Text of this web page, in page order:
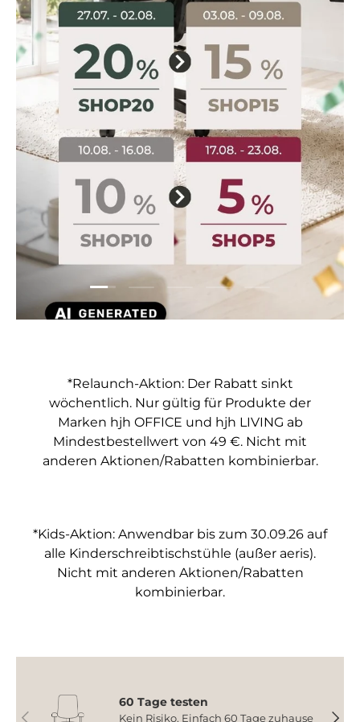
Folie laden 1 von 5
Folie laden 2 von 5
Folie laden 3 von 5
Folie laden 4 von 5
Folie laden 5
*Relaunch-Aktion: Der Rabatt sinkt
wöchentlich. Nur gültig für Produkte der
Marken hjh OFFICE und hjh LIVING ab
Mindestbestellwert von 49 €. Nicht mit
anderen Aktionen/Rabatten kombinierbar.
*Kids-Aktion: Anwendbar bis zum 30.09.26 auf
alle Kinderschreibtischstühle (außer aeris).
Nicht mit anderen Aktionen/Rabatten
kombinierbar.
Vorherige
60 Tage testen
Kein Risiko. Einfach 60 Tage zuhause